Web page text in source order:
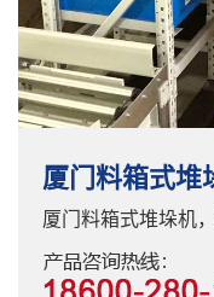
厦门料箱式堆
厦门料箱式堆垛机